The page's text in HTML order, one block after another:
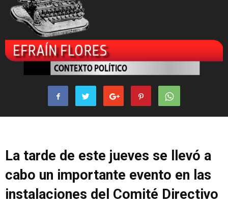
La tarde de este jueves se llevó a
cabo un importante evento en las
instalaciones del Comité Directivo